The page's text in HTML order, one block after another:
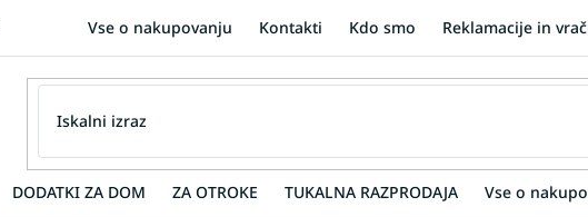
Vse o nakupovanju Kontakti Kdo smo Reklamacije in
DODATKI ZA DOM ZA OTROKE TUKALNA RAZPRODAJA Vse o